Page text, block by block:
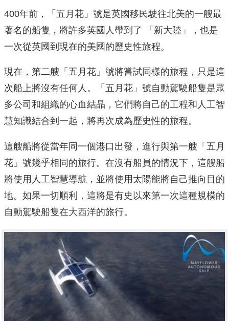
400年前，「五月花」號是英國移民駛往北美的一艘最
著名的船隻，將許多英國人帶到了 「新大陸」，也是
一次從英國到現在的美國的歷史性旅程。
現在，第二艘「五月花」號將嘗試同樣的旅程，只是這
次船上將沒有任何人。「五月花」號自動駕駛船隻是眾
多公司和組織的心血結晶，它們將自己的工程和人工智
慧知識結合到一起，將再次成為歷史性的旅程。
這艘船將從當年同一個港口出發，進行與第一艘「五月
花」號幾乎相同的旅行。在沒有船員的情況下，這艘船
將使用人工智慧導航，並將使用太陽能將自己推向目的
地。如果一切順利，這將是有史以來第一次這種規模的
自動駕駛船隻在大西洋的旅行。